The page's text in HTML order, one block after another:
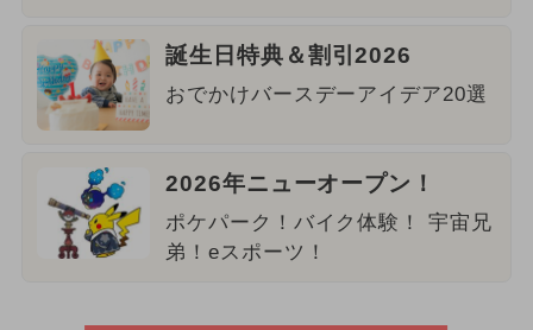
誕生日特典＆割引2026
おでかけバースデーアイデア20選
2026年ニューオープン！
ポケパーク！バイク体験！ 宇宙兄
弟！eスポーツ！